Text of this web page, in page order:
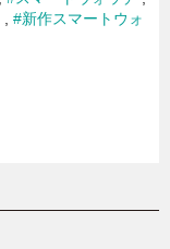
#新作スマートウォ